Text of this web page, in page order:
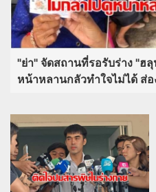
"ย่า" จัดสถานที่รอรับร่าง "ฮ
หน้าหลานกลัวทำใจไม่ได้ ส่อ